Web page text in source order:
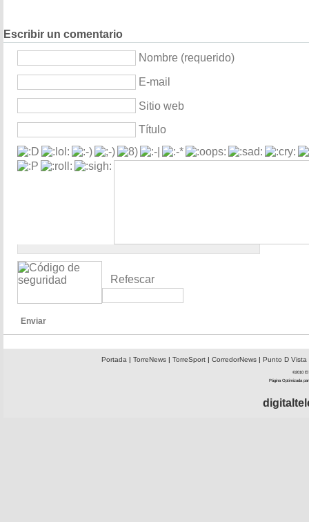
Escribir un comentario
Nombre (requerido)
E-mail
Sitio web
Título
Refescar
Enviar
Portada| TorreNews| TorreSport| CorredorNews| Punto D Vista
©2010 El
Página Optimizada